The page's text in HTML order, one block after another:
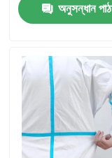
আমাদের সম্পর্কে
অনুসন্ধান